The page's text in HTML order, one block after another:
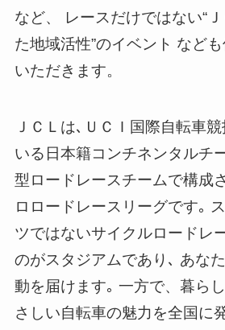
など、 レースだけではない“
た地域活性”のイベント など
いただきます。
ＪＣＬは､ＵＣＩ国際自転車
いる日本籍コンチネンタルチ
型ロードレースチームで構成
ロロードレースリーグです｡
ツではないサイクルロードレ
のがスタジアムであり､ あな
動を届けます｡ 一方で、暮ら
さしい自転車の魅力を全国に